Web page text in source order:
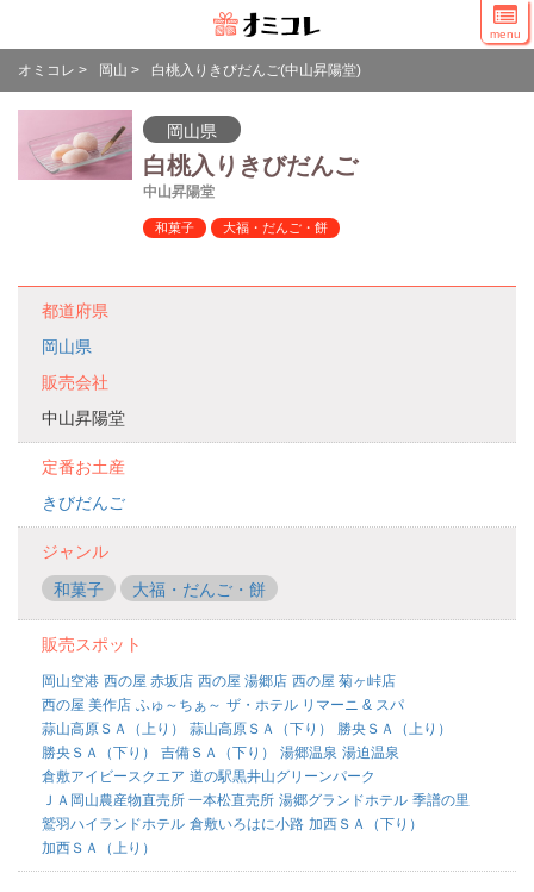
menu
オミコレ > 岡山 > 白桃入りきびだんご(中山昇陽堂)
岡山県
白桃入りきびだんご
中山昇陽堂
和菓子 大福・だんご・餅
都道府県
岡山県
販売会社
中山昇陽堂
定番お土産
きびだんご
ジャンル
和菓子
大福・だんご・餅
販売スポット
岡山空港 西の屋 赤坂店 西の屋 湯郷店 西の屋 菊ヶ峠店
西の屋 美作店 ふゅ～ちぁ～ ザ・ホテル リマーニ & スパ
蒜山高原ＳＡ（上り）
蒜山高原ＳＡ（下り）
勝央ＳＡ（上り）
勝央ＳＡ（下り）
吉備ＳＡ（下り） 湯郷温泉 湯迫温泉
倉敷アイビースクエア 道の駅黒井山グリーンパーク
ＪＡ岡山農産物直売所 一本松直売所 湯郷グランドホテル 季譜の里
鷲羽ハイランドホテル 倉敷いろはに小路 加西ＳＡ（下り）
加西ＳＡ（上り）